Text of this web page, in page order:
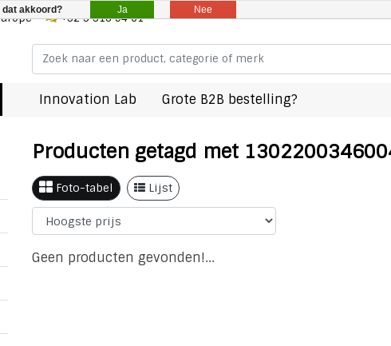
+32 3 318 94 61
Innovation Lab Grote B2B bestelling?
Producten getagd met
Foto-tabel Lijst
Geen producten gevonden!...
dat akkoord? Ja Nee